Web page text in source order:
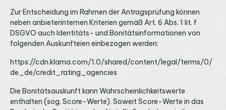
Zur Entscheidung im Rahmen der Antragsprüfung können
neben anbieterinternen Kriterien gemäß Art. 6 Abs. 1 lit. f
DSGVO auch Identitäts- und Bonitätsinformationen von
folgenden Auskunfteien einbezogen werden:
https://cdn.klarna.com/1.0/shared/content/legal/terms/0/
de_de/credit_rating_agencies
Die Bonitätsauskunft kann Wahrscheinlichkeitswerte
enthalten (sog. Score-Werte). Soweit Score-Werte in das